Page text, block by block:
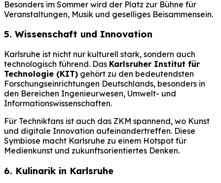
Besonders im Sommer wird der Platz zur Bühne für
Veranstaltungen, Musik und geselliges Beisammensein.
5. Wissenschaft und Innovation
Karlsruhe ist nicht nur kulturell stark, sondern auch
technologisch führend. Das Karlsruher Institut für
Technologie (KIT) gehört zu den bedeutendsten
Forschungseinrichtungen Deutschlands, besonders in
den Bereichen Ingenieurwesen, Umwelt- und
Informationswissenschaften.
Für Technikfans ist auch das ZKM spannend, wo Kunst
und digitale Innovation aufeinandertreffen. Diese
Symbiose macht Karlsruhe zu einem Hotspot für
Medienkunst und zukunftsorientiertes Denken.
6. Kulinarik in Karlsruhe